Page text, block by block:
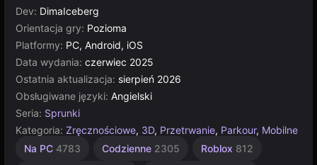
Dev: DimaIceberg
Orientacja gry: Pozioma
Platformy: PC, Android, iOS
Data wydania: czerwiec 2025
Ostatnia aktualizacja: sierpień 2026
Obsługiwane języki: Angielski
Seria: Sprunki
Kategoria: Zręcznościowe, 3D, Przetrwanie, Parkour, Mobilne
Na PC 4783 Codzienne 2305 Roblox 812
Sandbox
Multiplayer
Unity